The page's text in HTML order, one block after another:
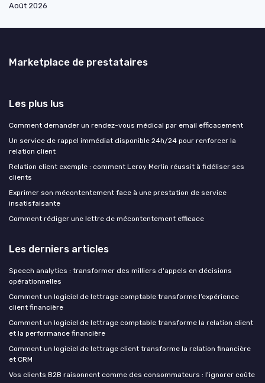
Août 2026
Marketplace de prestataires
Les plus lus
Comment demander un rendez-vous médical par email efficacement
Un service de rappel immédiat disponible 24h/24 pour renforcer la
relation client
Relation client exemple : comment Leroy Merlin réussit à fidéliser ses
clients
Exprimer son mécontentement face à une prestation de service
insatisfaisante
Comment rédiger une lettre de mécontentement efficace
Les derniers articles
Speech analytics : transformer des milliers d'appels en décisions
opérationnelles
Comment un logiciel de lettrage comptable transforme l’expérience
client financière
Comment un logiciel de lettrage comptable transforme la relation client
et la performance financière
Comment un logiciel de lettrage client transforme la relation financière
et CRM
Vos clients B2B raisonnent comme des consommateurs : l'ignorer coûte